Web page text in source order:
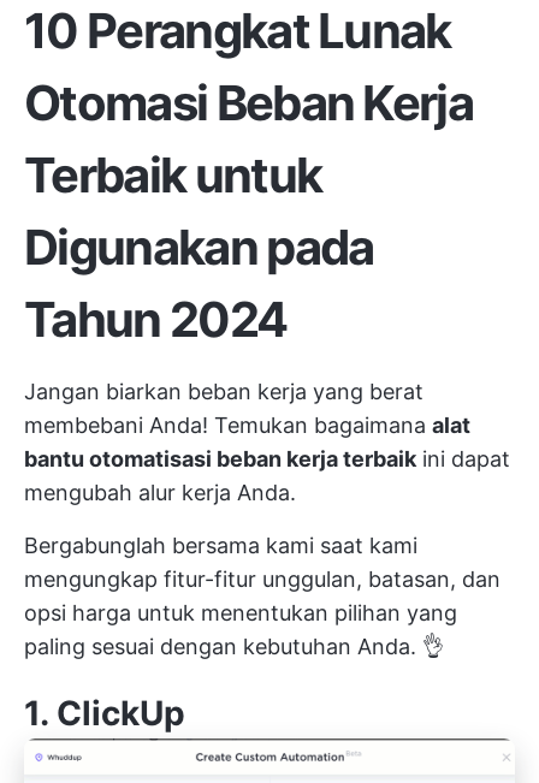
10 Perangkat Lunak
Otomasi Beban Kerja
Terbaik untuk
Digunakan pada
Tahun 2024
Jangan biarkan beban kerja yang berat
membebani Anda! Temukan bagaimana alat
bantu otomatisasi beban kerja terbaik ini dapat
mengubah alur kerja Anda.
Bergabunglah bersama kami saat kami
mengungkap fitur-fitur unggulan, batasan, dan
opsi harga untuk menentukan pilihan yang
paling sesuai dengan kebutuhan Anda. 👌
1. ClickUp